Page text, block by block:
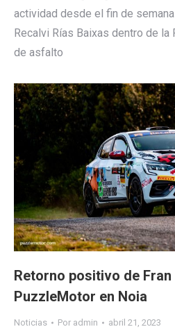
actividad desde el fin de
Recalvi Rías Baixas dentro de la
de asfalto
Retorno positivo de
PuzzleMotor en Noia
Noticias Por admin abril 21, 2023